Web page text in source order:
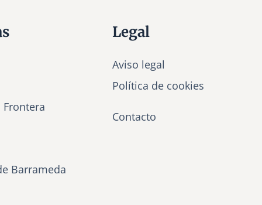
Frontera
Barrameda
Legal
Aviso legal
Política de cookies
Contacto